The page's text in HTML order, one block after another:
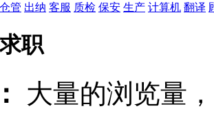
仓管 出纳 客服 质检 保安 生产 计算机 翻译
职
大量的浏览量